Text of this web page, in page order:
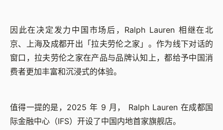
因此在决定发力中国市场后，Ralph Lauren 相继在北
京、上海及成都开出「拉夫劳伦之家」。作为线下对话的
窗口，拉夫劳伦之家在产品与品牌认知上，都给予中国消
费者更加丰富和沉浸式的体验。
值得一提的是，2025 年 9 月， Ralph Lauren 在成都国
际金融中心（IFS）开设了中国内地首家旗舰店。